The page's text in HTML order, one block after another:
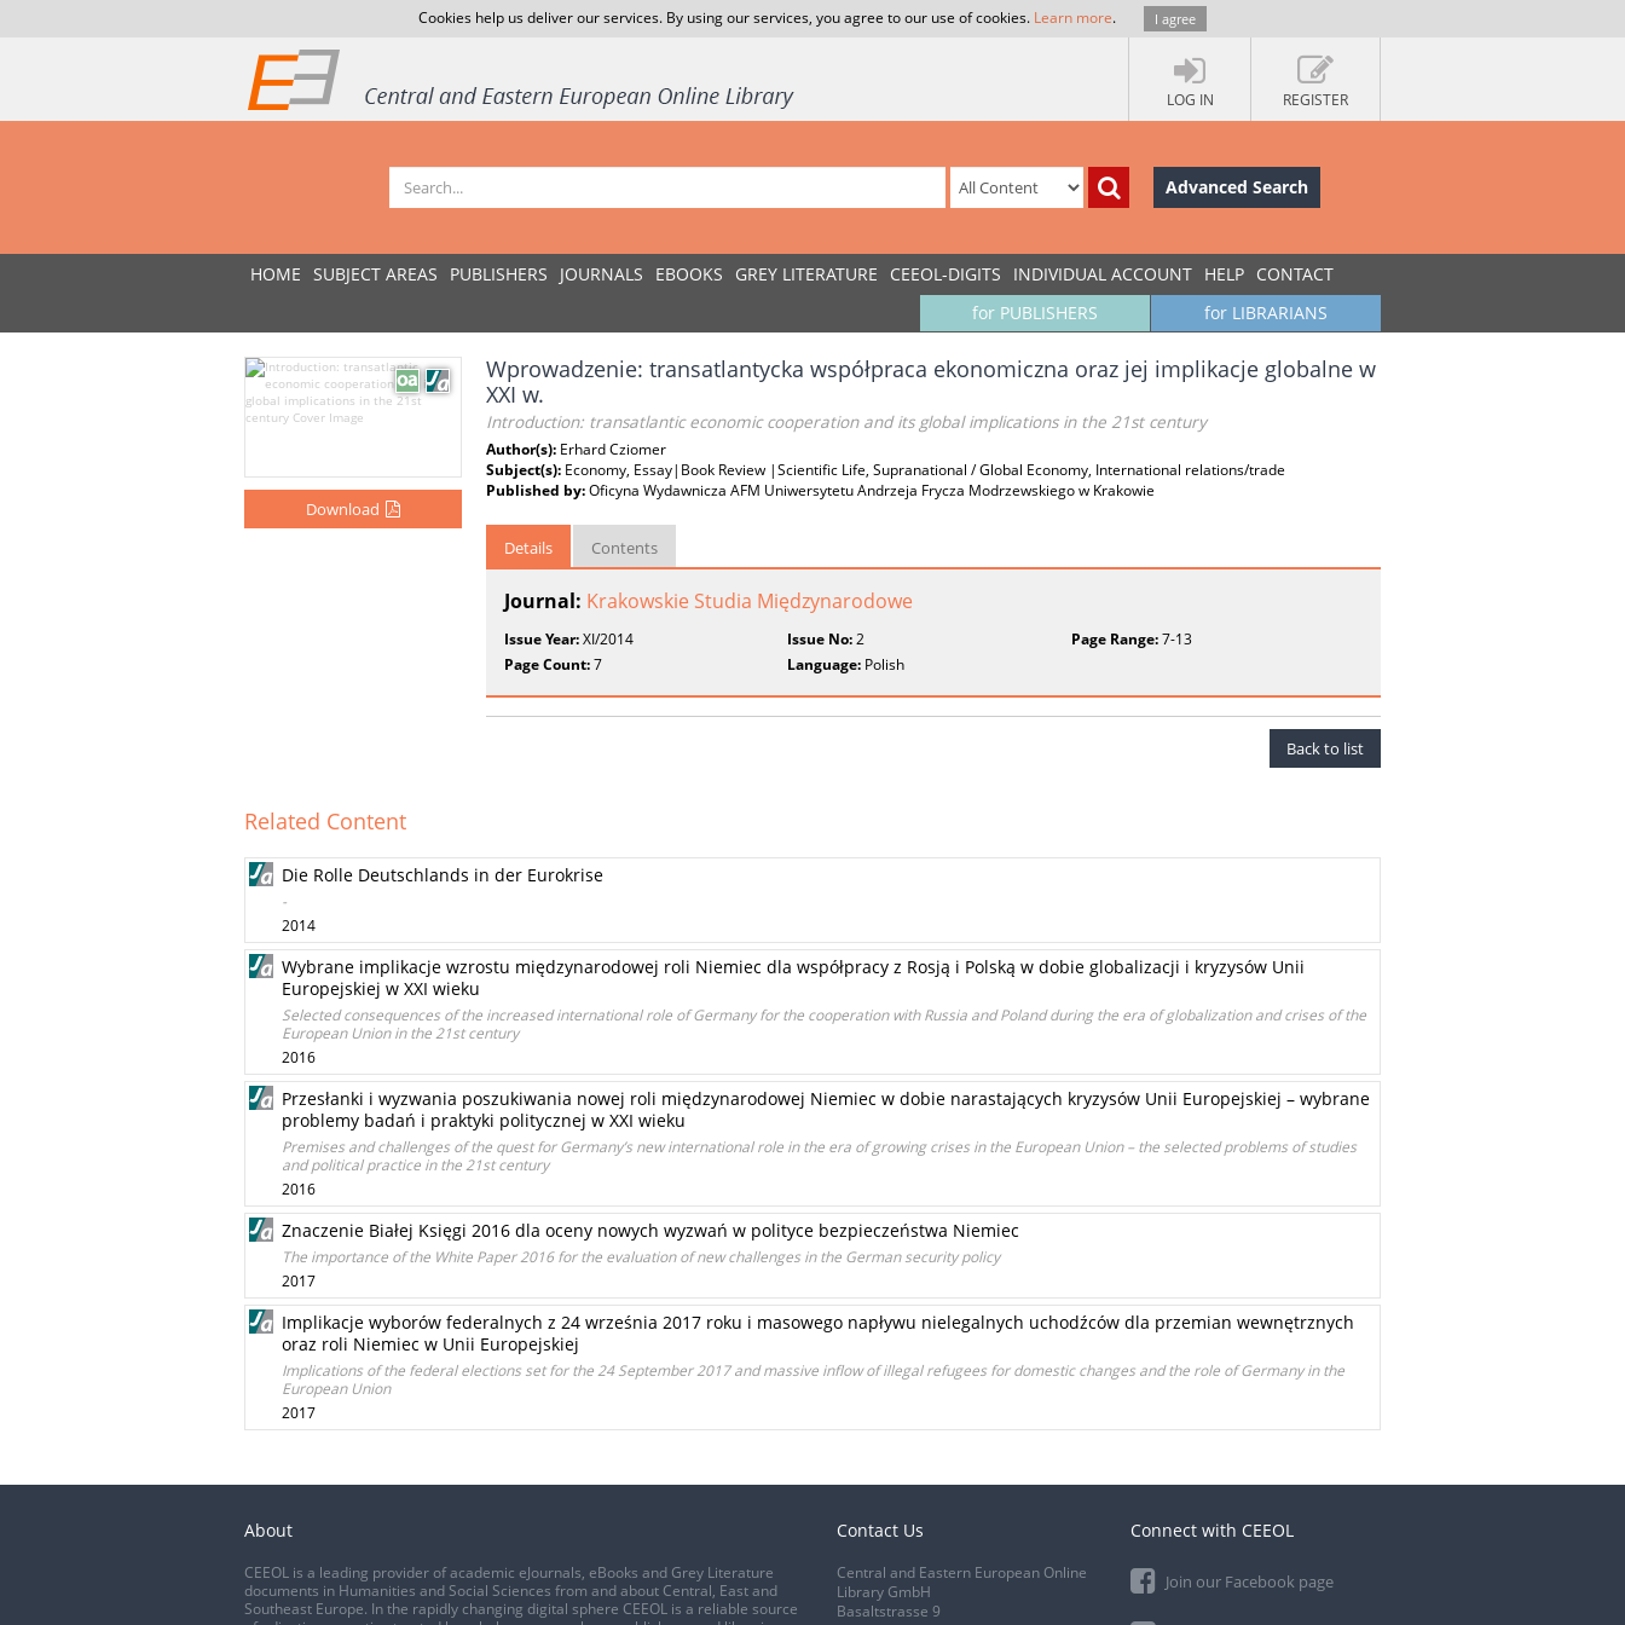
Cookies help us deliver our services. By using our services, you agree to our use of cookies. Learn more. I agree
LOG IN REGISTER
Advanced Search
HOME SUBJECT AREAS PUBLISHERS JOURNALS EBOOKS GREY LITERATURE CEEOL-DIGITS INDIVIDUAL ACCOUNT HELP CONTACT
for LIBRARIANS
for PUBLISHERS
Download
Wprowadzenie: transatlantycka współpraca ekonomiczna oraz jej implikacje globalne w
XXI w.
Introduction: transatlantic economic cooperation and its global implications in the 21st century
Author(s): Erhard Cziomer
Subject(s): Economy, Essay|Book Review |Scientific Life, Supranational / Global Economy, International relations/trade
Published by:Oficyna Wydawnicza AFM Uniwersytetu Andrzeja Frycza Modrzewskiego w Krakowie
Details Contents
Journal: Krakowskie Studia Międzynarodowe
Issue Year:XI/2014 Issue No:2 Page Range:7-13
Page Count:7 Language: Polish
Back to list
Related Content
Die Rolle Deutschlands in der Eurokrise
-
2014
Wybrane implikacje wzrostu międzynarodowej roli Niemiec dla współpracy z Rosją i Polską w dobie globalizacji i kryzysów Unii
Europejskiej w XXI wieku
Selected consequences of the increased international role of Germany for the cooperation with Russia and Poland during the era of globalization and crises of the
European Union in the 21st century
2016
Przesłanki i wyzwania poszukiwania nowej roli międzynarodowej Niemiec w dobie narastających kryzysów Unii Europejskiej – wybrane
problemy badań i praktyki politycznej w XXI wieku
Premises and challenges of the quest for Germany’s new international role in the era of growing crises in the European Union – the selected problems of studies
and political practice in the 21st century
2016
Znaczenie Białej Księgi 2016 dla oceny nowych wyzwań w polityce bezpieczeństwa Niemiec
The importance of the White Paper 2016 for the evaluation of new challenges in the German security policy
2017
Implikacje wyborów federalnych z 24 września 2017 roku i masowego napływu nielegalnych uchodźców dla przemian wewnętrznych
oraz roli Niemiec w Unii Europejskiej
Implications of the federal elections set for the 24 September 2017 and massive inflow of illegal refugees for domestic changes and the role of Germany in the
European Union
2017
About
CEEOL is a leading provider of academic eJournals, eBooks and Grey Literature
documents in Humanities and Social Sciences from and about Central, East and
Southeast Europe. In the rapidly changing digital sphere CEEOL is a reliable source
Contact Us
Central and Eastern European Online
Library GmbH
Basaltstrasse 9
Connect with CEEOL
Join our Facebook page